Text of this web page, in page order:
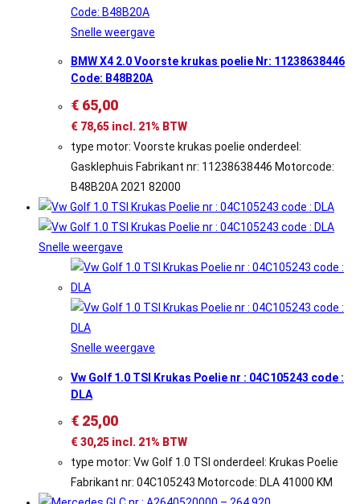
Snelle weergave
BMW X4 2.0 Voorste krukas poelie Nr: 11238638446
Code: B48B20A
€ 65,00
€ 78,65 incl. 21% BTW
type motor: Voorste krukas poelie onderdeel:
Gasklephuis Fabrikant nr: 11238638446 Motorcode:
B48B20A 2021 82000
Snelle weergave
Snelle weergave
Vw Golf 1.0 TSI Krukas Poelie nr : 04C105243 code :
DLA
€ 25,00
€30,25 incl. 21% BTW
type motor: Vw Golf 1.0 TSI onderdeel: Krukas Poelie
Fabrikant nr: 04C105243 Motorcode: DLA 41000 KM